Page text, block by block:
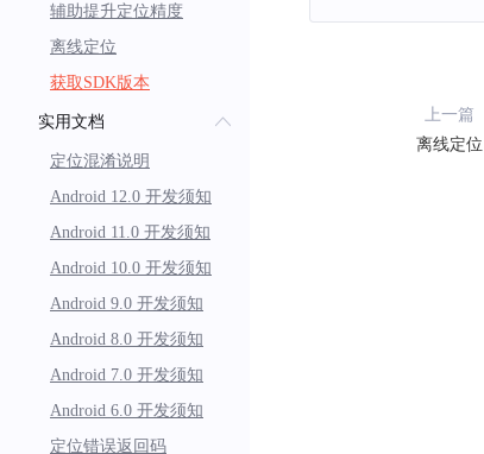
辅助提升定位精度
离线定位
获取SDK版本
实用文档
定位混淆说明
Android 12.0 开发须知
Android 11.0 开发须知
Android 10.0 开发须知
Android 9.0 开发须知
Android 8.0 开发须知
Android 7.0 开发须知
Android 6.0 开发须知
定位错误返回码
上一篇
离线定位